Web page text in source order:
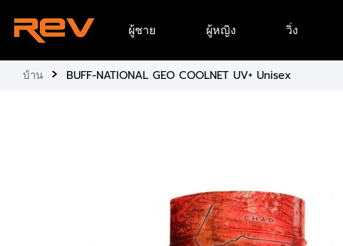
ข้าม
ไป
เนื้อหา
ผู้ชาย ผู้หญิง วิ่ง
บ้าน › BUFF-NATIONAL GEO COOLNET UV+ Unisex